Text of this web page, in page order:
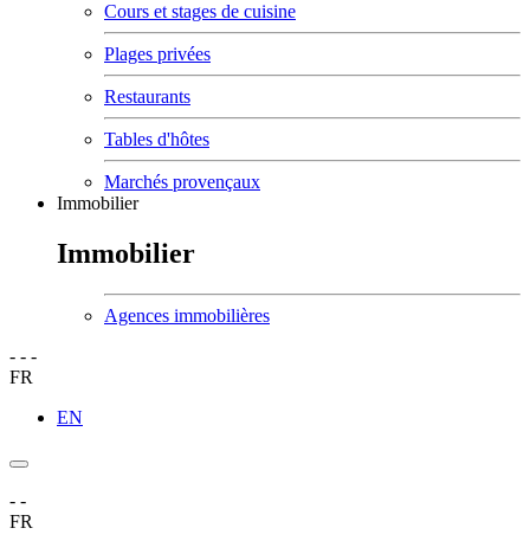
Cours et stages de cuisine
Plages privées
Restaurants
Tables d'hôtes
Marchés provençaux
Immobilier
Immobilier
Agences immobilières
- - -
FR
EN
- -
FR